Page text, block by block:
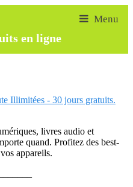
en ligne
Illimitées - 30 jours gratuits.
livres audio et
quand. Profitez des best-
appareils.